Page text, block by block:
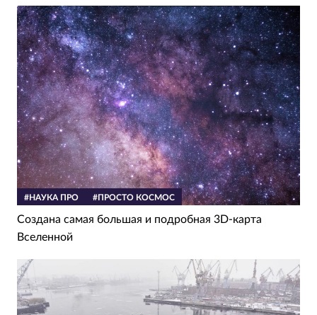
#НАУКА ПРО #ПРОСТО КОСМОС
Создана самая большая и подробная 3D-карта
Вселенной